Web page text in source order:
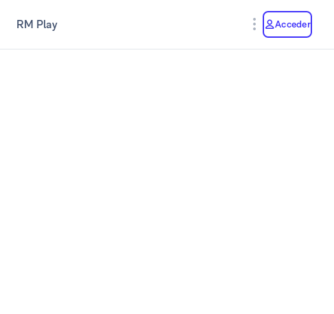
RM Play Acceder